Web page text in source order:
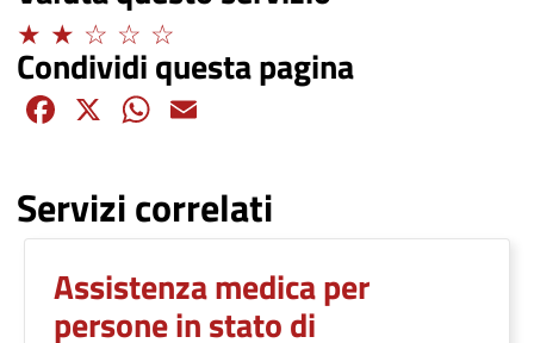
Limitato
Condividi questa pagina
Facebook
X WhatsApp
Email
Servizi correlati
Assistenza medica per
persone in stato di